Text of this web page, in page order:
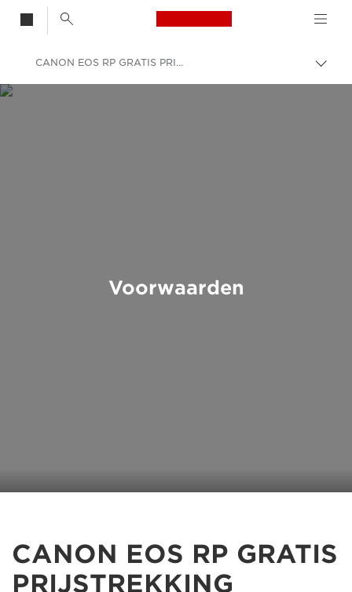
Canon Logo, back
in-/
CANON EOS RP GRATIS PRIJSTREKKING
Voorwaarden
CANON EOS RP GRATIS
PRIJSTREKKING